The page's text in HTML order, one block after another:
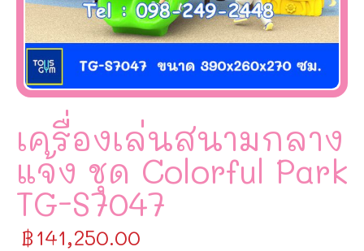
เครื่องเล่นสนามกลาง
แจ้ง ชุด Colorful Park
TG-S7047
฿141,250.00